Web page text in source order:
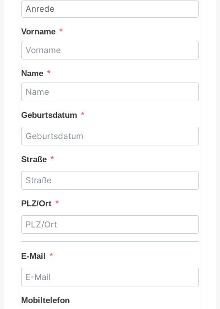
Vorname
Name
Geburtsdatum
Straße
PLZ/Ort
E-Mail
Mobiltelefon